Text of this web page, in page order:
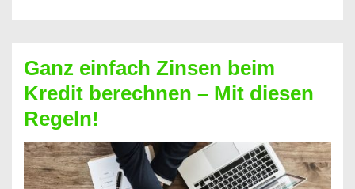
bekommen?
So
ist
es
möglich!
Ganz einfach Zinsen beim
Kredit berechnen – Mit diesen
Regeln!